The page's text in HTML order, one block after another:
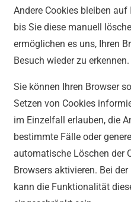
Andere Cookies bleiben
bis Sie diese manuell
ermöglichen es uns, Ihren
Besuch wieder zu erkennen.
Sie können Ihren Browser
Setzen von Cookies
im Einzelfall erlauben, die
bestimmte Fälle oder
automatische Löschen der
Browsers aktivieren. Bei
kann die Funktionalität